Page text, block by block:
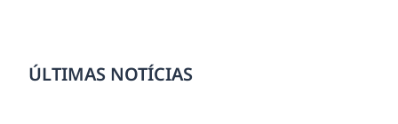
ÚLTIMAS NOTÍCIAS